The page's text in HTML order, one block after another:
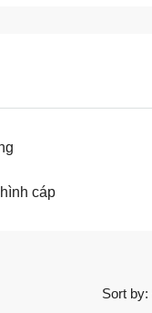
cáp
Sort by: